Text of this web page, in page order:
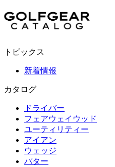
トピックス
新着情報
カタログ
ドライバー
フェアウェイウッド
ユーティリティー
アイアン
ウェッジ
パター